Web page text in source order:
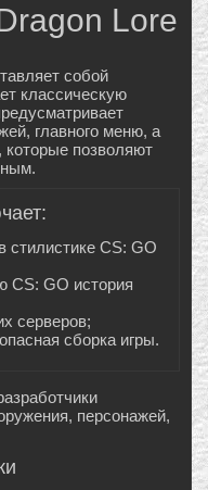
Lore
собой
классическую
главного меню, а
которые позволяют
стилистике CS: GO
CS: GO история
серверов;
сборка игры.
персонажей,